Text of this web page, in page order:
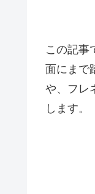
この記事
面にまで
や、フレ
します。